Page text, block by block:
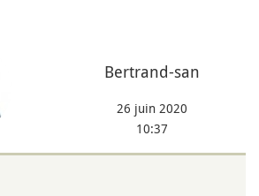
Bertrand-san
26 juin 2020
10:37